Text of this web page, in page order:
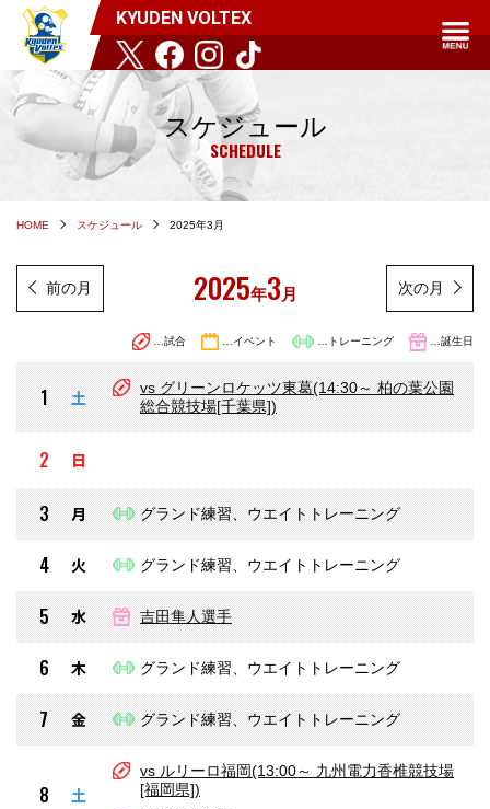
KYUDEN VOLTEX
スケジュール
SCHEDULE
HOME スケジュール 2025年3月
前の月 2025年3 月 次の月
…試合 …イベント …トレーニング …誕生日
1 土
vs グリーンロケッツ東葛(14:30～ 柏の葉公園
総合競技場[千葉県])
2 日
3 月 グランド練習、ウエイトトレーニング
4 火 グランド練習、ウエイトトレーニング
5 水 吉田隼人選手
6 木 グランド練習、ウエイトトレーニング
7 金 グランド練習、ウエイトトレーニング
8 土
vs ルリーロ福岡(13:00～ 九州電力香椎競技場
[福岡県])